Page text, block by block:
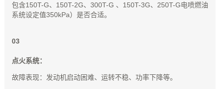
包含150T-G、150T-2G、300T-G 、150T-3G、250T-G电喷燃油
系统设定值350kPa）是否合适。
03
点火系统：
故障表现：发动机启动困难、运转不稳、功率下降等。